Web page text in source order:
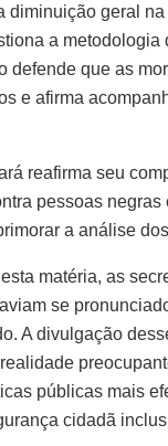
diminuição geral na
a metodologia
defende que as
e afirma
reafirma seu
pessoas
a análise
matéria, as
se
A divulgação
públicas mais
cidadã